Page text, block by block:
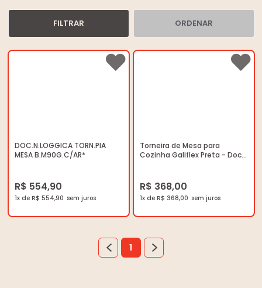
FILTRAR ORDENAR
DOC.N.LOGGICA TORN.PIA
MESA B.M90G.C/AR*
R$ 554,90
1x de R$ 554,90
Torneira de Mesa para
Cozinha Galiflex Preta - Docol
R$ 368,00
1x de R$ 368,00
1